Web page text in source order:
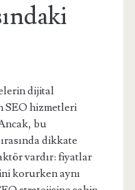
dijital
SEO hizmetleri
bu
dikkate
vardır: fiyatlar
korurken aynı